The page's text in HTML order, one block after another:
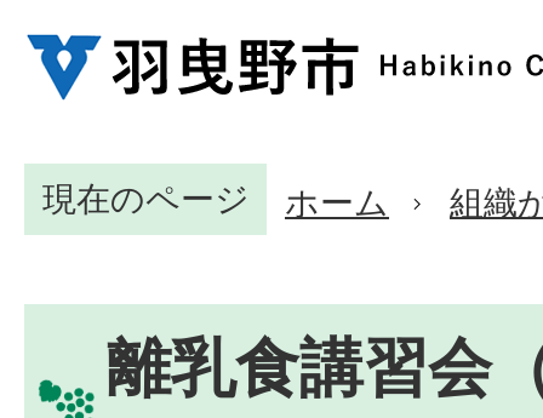
現在のページ ホーム 組織
離乳食講習会